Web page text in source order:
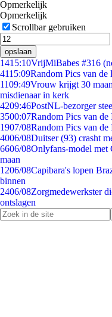
Opmerkelijk
Opmerkelijk
Scrollbar gebruiken
opslaan
1415:10VrijMiBabes #316
4115:09Random Pics van de
1109:49Vrouw krijgt 30
misdienaar in kerk
4209:46PostNL-bezorger
3500:07Random Pics van de
1907/08Random Pics van de
4006/08Duitser (93) crasht
6606/08Onlyfans-model met
maan
1206/08Capibara's lopen
binnen
2406/08Zorgmedewerkster
ontslagen